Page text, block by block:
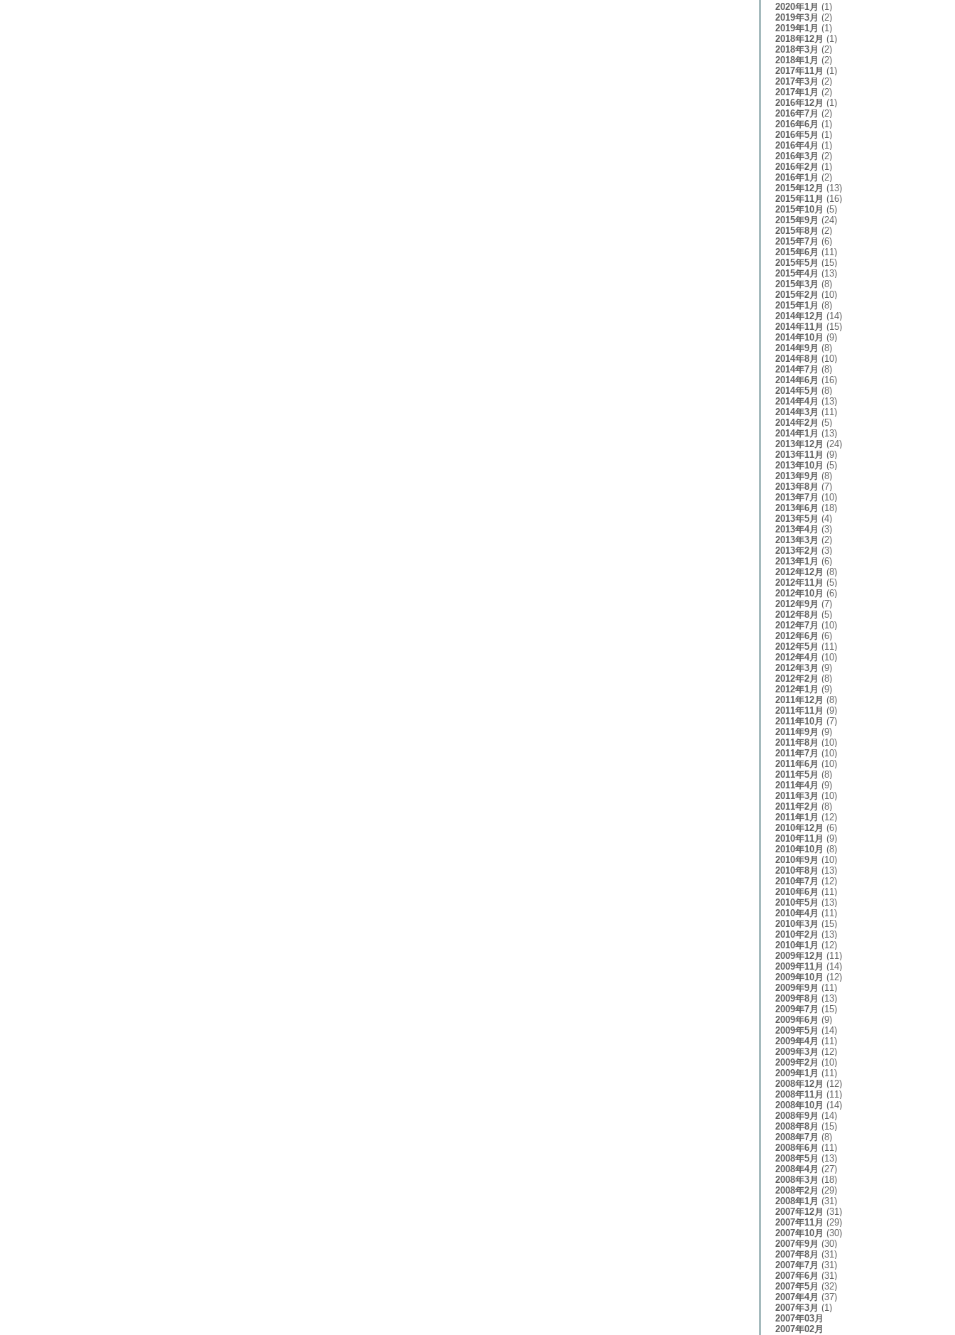
2020年1月 (1)
2019年3月 (2)
2019年1月 (1)
2018年12月 (1)
2018年3月 (2)
2018年1月 (2)
2017年11月 (1)
2017年3月 (2)
2017年1月 (2)
2016年12月 (1)
2016年7月 (2)
2016年6月 (1)
2016年5月 (1)
2016年4月 (1)
2016年3月 (2)
2016年2月 (1)
2016年1月 (2)
2015年12月 (13)
2015年11月 (16)
2015年10月 (5)
2015年9月 (24)
2015年8月 (2)
2015年7月 (6)
2015年6月 (11)
2015年5月 (15)
2015年4月 (13)
2015年3月 (8)
2015年2月 (10)
2015年1月 (8)
2014年12月 (14)
2014年11月 (15)
2014年10月 (9)
2014年9月 (8)
2014年8月 (10)
2014年7月 (8)
2014年6月 (16)
2014年5月 (8)
2014年4月 (13)
2014年3月 (11)
2014年2月 (5)
2014年1月 (13)
2013年12月 (24)
2013年11月 (9)
2013年10月 (5)
2013年9月 (8)
2013年8月 (7)
2013年7月 (10)
2013年6月 (18)
2013年5月 (4)
2013年4月 (3)
2013年3月 (2)
2013年2月 (3)
2013年1月 (6)
2012年12月 (8)
2012年11月 (5)
2012年10月 (6)
2012年9月 (7)
2012年8月 (5)
2012年7月 (10)
2012年6月 (6)
2012年5月 (11)
2012年4月 (10)
2012年3月 (9)
2012年2月 (8)
2012年1月 (9)
2011年12月 (8)
2011年11月 (9)
2011年10月 (7)
2011年9月 (9)
2011年8月 (10)
2011年7月 (10)
2011年6月 (10)
2011年5月 (8)
2011年4月 (9)
2011年3月 (10)
2011年2月 (8)
2011年1月 (12)
2010年12月 (6)
2010年11月 (9)
2010年10月 (8)
2010年9月 (10)
2010年8月 (13)
2010年7月 (12)
2010年6月 (11)
2010年5月 (13)
2010年4月 (11)
2010年3月 (15)
2010年2月 (13)
2010年1月 (12)
2009年12月 (11)
2009年11月 (14)
2009年10月 (12)
2009年9月 (11)
2009年8月 (13)
2009年7月 (15)
2009年6月 (9)
2009年5月 (14)
2009年4月 (11)
2009年3月 (12)
2009年2月 (10)
2009年1月 (11)
2008年12月 (12)
2008年11月 (11)
2008年10月 (14)
2008年9月 (14)
2008年8月 (15)
2008年7月 (8)
2008年6月 (11)
2008年5月 (13)
2008年4月 (27)
2008年3月 (18)
2008年2月 (29)
2008年1月 (31)
2007年12月 (31)
2007年11月 (29)
2007年10月 (30)
2007年9月 (30)
2007年8月 (31)
2007年7月 (31)
2007年6月 (31)
2007年5月 (32)
2007年4月 (37)
2007年3月 (1)
2007年03月
2007年02月